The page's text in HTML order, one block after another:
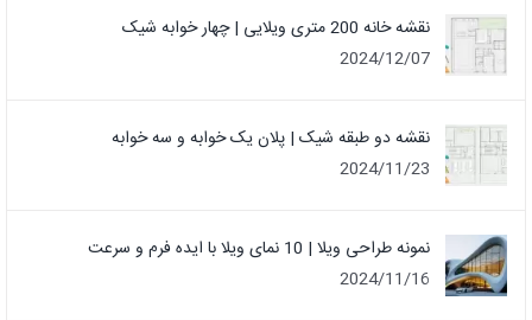
نقشه خانه 200 متری ویلایی | چهار خوابه شیک
2024/12/07
نقشه دو طبقه شیک | پلان یک خوابه و سه خوابه
2024/11/23
نمونه طراحی ویلا | 10 نمای ویلا با ایده فرم و سرعت
2024/11/16